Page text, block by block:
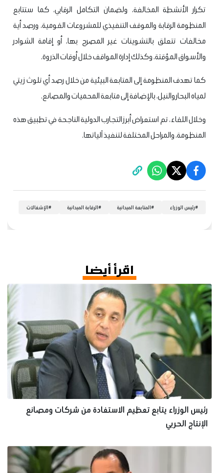
تكرار الأنشطة المخالفة، ولضمان التكامل الرقابي، كما ستتابع
المنظومة الرقابة والموقف التنفيذي للمشروعات القومية، ورصد أية
مخالفات تتعلق بالتشوينات غير المصرح بها، أو إقامة الشوادر
والأسواق المؤقتة، وكذلك إدارة المواقف خلال أوقات الذروة.
كما تهدف المنظومة إلى المتابعة البيئية من خلال رصد أي تلوث زيتي
لمياه البحار والنيل، بالإضافة إلى متابعة المحميات والمصانع.
وخلال اللقاء، تم استعراض أبرز التجارب الدولية الناجحة في تطبيق هذه
المنظومة، والمراحل المختلفة لتنفيذ آلياتها.
#رئيس الوزراء #المتابعة الميدانية #الرقابة الميدانية #الإشغالات
اقرأ أيضا
رئيس الوزراء يتابع تعظيم الاستفادة من شركات ومصانع
الإنتاج الحربي